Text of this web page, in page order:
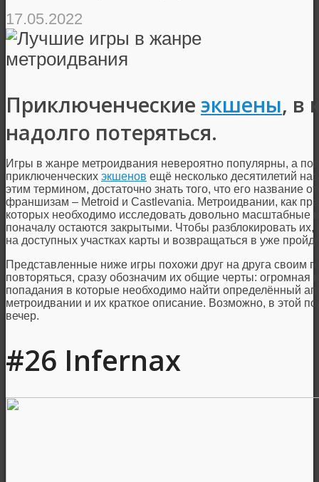
17.05.2022
Приключенческие экшены, в
надолго потеряться.
Игры в жанре метроидвания невероятно популярны, а
приключенческих экшенов ещё несколько десятилетий
этим термином, достаточно знать того, что его название
франшизам – Metroid и Castlevania. Метроидвании, как
которых необходимо исследовать довольно масштабные
поначалу остаются закрытыми. Чтобы разблокировать
на доступных участках карты и возвращаться в уже
Представленные ниже игры похожи друг на друга своим
повторяться, сразу обозначим их общие черты: огромная
попадания в которые необходимо найти определённый
метроидвании и их краткое описание. Возможно, в этой
вечер.
#26 Infernax